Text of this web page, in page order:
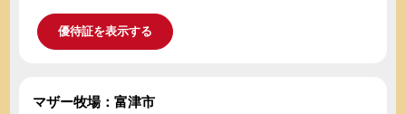
優待証を表示する
マザー牧場：富津市